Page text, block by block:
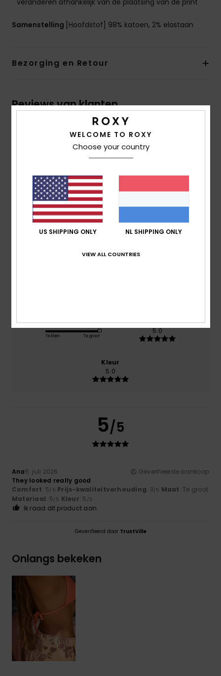
veranderen afhankelijk van de plaatsing van de print
Samenstelling [Hoofdstof] 98% katoen, 2% elastaan
Bezorging en Retour
Reviews van klanten
Gemiddelde score
5.0
gebaseerd op1 geverifieerde beoordelingen
juli 2026
100% van onze klanten bevelen dit product aan
Maat
Te klein Te groot
Materiaal
5.0
Kleur
5.0
5/5
Ana5. juli 2026
Geverifieerde aankoop
They looked really good
Comfort: 5/5 Prijs-kwaliteitverhouding: 3/5 Maat: Te groot
Materiaal: 5/5 Kleur: 5 /5
Ik raad dit product aan
Geverifieerd door TrustVille
Onlangs bekeken
WELCOME TO ROXY
Choose your country
US SHIPPING ONLY NL SHIPPING ONLY
VIEW ALL COUNTRIES